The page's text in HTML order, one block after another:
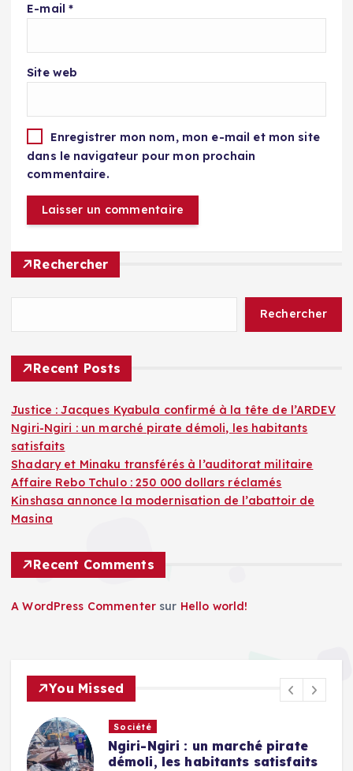
E-mail*
Site web
Enregistrer mon nom, mon e-mail et mon site
dans le navigateur pour mon prochain
commentaire.
Rechercher
Rechercher
Recent Posts
Justice : Jacques Kyabula confirmé à la tête de l’ARDEV
Ngiri-Ngiri : un marché pirate démoli, les habitants
satisfaits
Shadary et Minaku transférés à l’auditorat militaire
Affaire Rebo Tchulo : 250 000 dollars réclamés
Kinshasa annonce la modernisation de l’abattoir de
Masina
Recent Comments
A WordPress Commenter sur Hello world!
You Missed
Société
Ngiri-Ngiri : un marché pirate
démoli, les habitants satisfaits